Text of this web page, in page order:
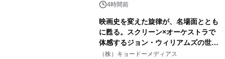
素泊りプラン
4時間前
映画史を変えた旋律が、名場面ととも
に甦る。スクリーン×オーケストラで
体感するジョン・ウィリアムズの世
界。ジョン・ウィリアムズ：シネマ・
（株）キョードーメディアス